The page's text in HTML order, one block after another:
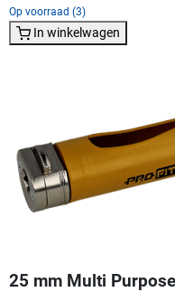
Op voorraad (3)
In winkelwagen
25 mm Multi